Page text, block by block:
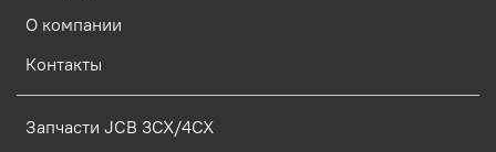
О компании
Контакты
Запчасти JCB 3CX/4CX